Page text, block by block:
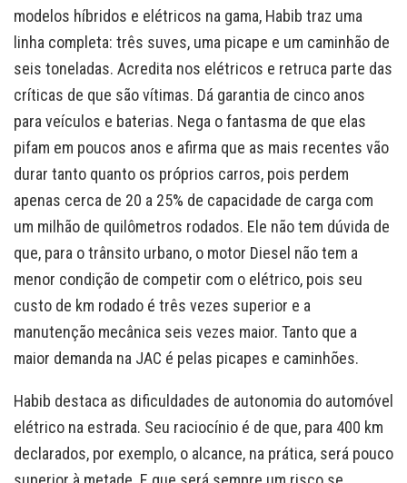
modelos híbridos e elétricos na gama, Habib traz uma
linha completa: três suves, uma picape e um caminhão de
seis toneladas. Acredita nos elétricos e retruca parte das
críticas de que são vítimas. Dá garantia de cinco anos
para veículos e baterias. Nega o fantasma de que elas
pifam em poucos anos e afirma que as mais recentes vão
durar tanto quanto os próprios carros, pois perdem
apenas cerca de 20 a 25% de capacidade de carga com
um milhão de quilômetros rodados. Ele não tem dúvida de
que, para o trânsito urbano, o motor Diesel não tem a
menor condição de competir com o elétrico, pois seu
custo de km rodado é três vezes superior e a
manutenção mecânica seis vezes maior. Tanto que a
maior demanda na JAC é pelas picapes e caminhões.
Habib destaca as dificuldades de autonomia do automóvel
elétrico na estrada. Seu raciocínio é de que, para 400 km
declarados, por exemplo, o alcance, na prática, será pouco